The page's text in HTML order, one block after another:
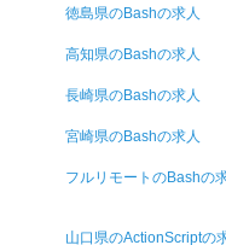
徳島県のBashの求人
高知県のBashの求人
長崎県のBashの求人
宮崎県のBashの求人
フルリモートのBashの
山口県のActionScriptの